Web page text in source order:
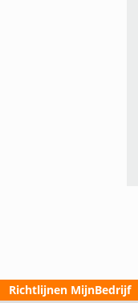
Richtlijnen MijnBedrijf